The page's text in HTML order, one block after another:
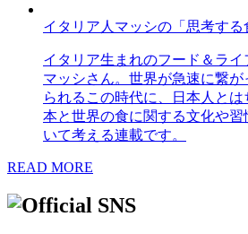
イタリア人マッシの「思考する
イタリア生まれのフード＆ライ
マッシさん。世界が急速に繋
られるこの時代に、日本人とは
本と世界の食に関する文化や
いて考える連載です。
READ MORE